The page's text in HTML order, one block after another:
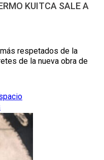
KUITCA SALE A
respetados de la
de la nueva obra de